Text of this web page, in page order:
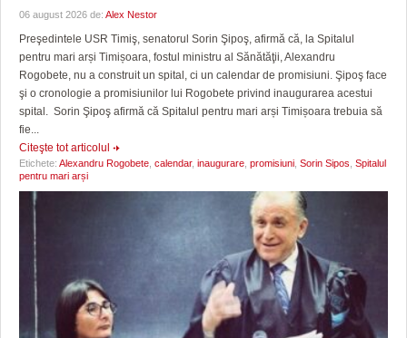
06 august 2026 de: Alex Nestor
Preşedintele USR Timiş, senatorul Sorin Şipoş, afirmă că, la Spitalul
pentru mari arși Timișoara, fostul ministru al Sănătăţii, Alexandru
Rogobete, nu a construit un spital, ci un calendar de promisiuni. Şipoş face
şi o cronologie a promisiunilor lui Rogobete privind inaugurarea acestui
spital. Sorin Şipoş afirmă că Spitalul pentru mari arși Timișoara trebuia să
fie...
Citeşte tot articolul
Etichete: Alexandru Rogobete calendar, inaugurare promisiuni Sorin Sipos Spitalul
pentru mari arși